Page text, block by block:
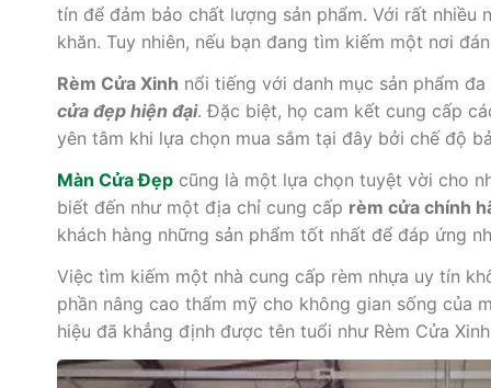
tín để đảm bảo chất lượng sản phẩm. Với rất
khăn. Tuy nhiên, nếu bạn đang tìm kiếm một nơi
Rèm Cửa Xinh nổi tiếng với danh mục sản phẩm
cửa đẹp hiện đại. Đặc biệt, họ cam kết cung cấp
yên tâm khi lựa chọn mua sắm tại đây bởi chế độ
Màn Cửa Đẹpcũng là một lựa chọn tuyệt vời cho
biết đến như một địa chỉ cung cấp rèm cửa chính
khách hàng những sản phẩm tốt nhất để đáp ứng
Việc tìm kiếm một nhà cung cấp rèm nhựa uy tín
phần nâng cao thẩm mỹ cho không gian sống của
hiệu đã khẳng định được tên tuổi như Rèm Cửa